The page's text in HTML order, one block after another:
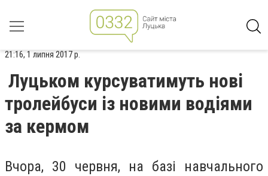
21:16, 1 липня 2017 р.
Луцьком курсуватимуть нові
тролейбуси із новими водіями
за кермом
Вчора, 30 червня, на базі навчального